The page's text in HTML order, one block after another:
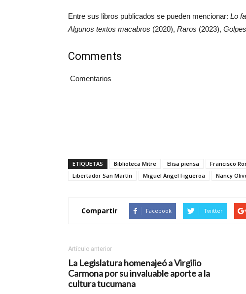
Entre sus libros publicados se pueden mencionar: Lo
Algunos textos macabros (2020), Raros (2023),
Comments
Comentarios
ETIQUETAS Biblioteca Mitre Elisa piensa Francisco
Libertador San Martín
Miguel Ángel Figueroa Nancy
Compartir Facebook Twitter
Artículo anterior
La Legislatura homenajeó a Virgilio
Carmona por su invaluable aporte a la
cultura tucumana